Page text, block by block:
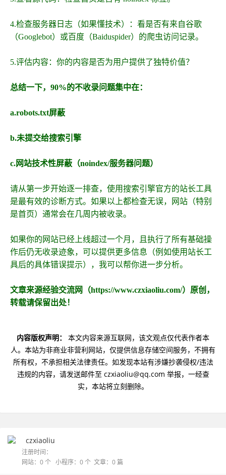
4.检查服务器日志（如果懂技术）：看是否有来自谷歌
（Googlebot）或百度（Baiduspider）的爬虫访问记录。
5.评估内容：你的内容是否为用户提供了独特价值？
总结一下，90%的不收录问题集中在：
a.robots.txt屏蔽
b.未提交给搜索引擎
c.网站技术性屏蔽（noindex/服务器问题）
请从第一步开始逐一排查，使用搜索引擎官方的站长工具
是最有效的诊断方式。如果以上都检查无误，网站（特别
是首页）通常会在几周内被收录。
如果你的网站已经上线超过一个月，且执行了所有基础操
作后仍无收录迹象，可以提供更多信息（例如使用站长工
具后的具体错误提示），我可以帮你进一步分析。
文章来源经验交流网（https://www.czxiaoliu.com/）原创，
转载请保留出处！
内容版权声明：
本文内容来源互联网，该文观点仅代表作者本
人。本站为非商业非营利网站，仅提供信息存储空间服务，不拥有
所有权，不承担相关法律责任。如发现本站有涉嫌抄袭侵权/违法
违规的内容，请发送邮件至 czxiaoliu@qq.com 举报，一经查
实，本站将立刻删除。
czxiaoliu
注册时间：
网站：0 个 小程序：0 个 文章：0 篇